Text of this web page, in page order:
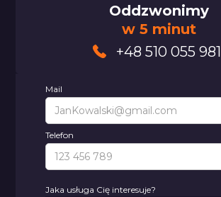
Oddzwonimy
w 5 minut
+48 510 055 981
Mail
Telefon
Jaka usługa Cię interesuje?